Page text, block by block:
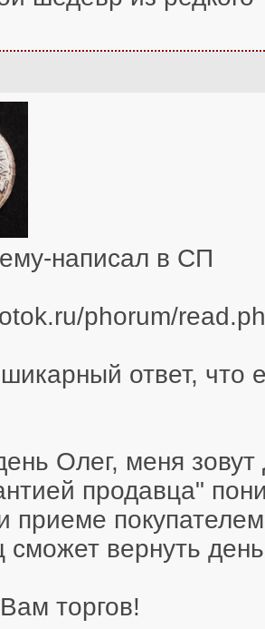
написал в СП
phorum/
ответ,
Олег, меня
продавца"
приеме
сможет вернуть
торгов!